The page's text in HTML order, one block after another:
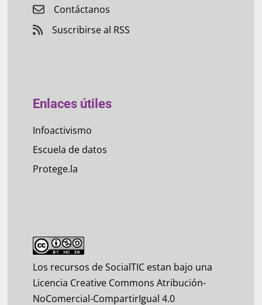
Contáctanos
Suscribirse al RSS
Enlaces útiles
Infoactivismo
Escuela de datos
Protege.la
Los recursos de SocialTIC estan bajo una
Licencia Creative Commons Atribución-
NoComercial-CompartirIgual 4.0